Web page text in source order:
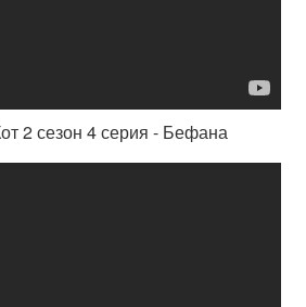
2 сезон 4 серия - Бефана